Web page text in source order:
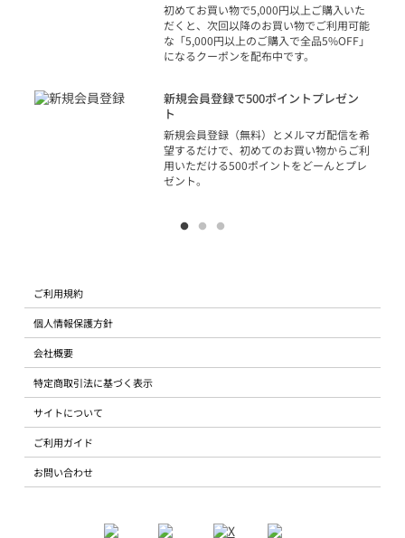
初めてお買い物で5,000円以上ご購入いた
だくと、次回以降のお買い物でご利用可能
な「5,000円以上のご購入で全品5%OFF」
になるクーポンを配布中です。
新規会員登録で500ポイントプレゼン
ト
新規会員登録（無料）とメルマガ配信を希
望するだけで、初めてのお買い物からご利
用いただける500ポイントをどーんとプレ
ゼント。
ご利用規約
個人情報保護方針
会社概要
特定商取引法に基づく表示
サイトについて
ご利用ガイド
お問い合わせ